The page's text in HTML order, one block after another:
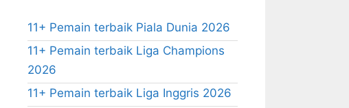
11+ Pemain terbaik Piala Dunia 2026
11+ Pemain terbaik Liga Champions
2026
11+ Pemain terbaik Liga Inggris 2026